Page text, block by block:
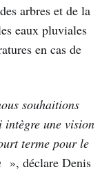
arbres et de la
eaux pluviales
en cas de
souhaitions
intègre une vision
terme pour le
», déclare Denis